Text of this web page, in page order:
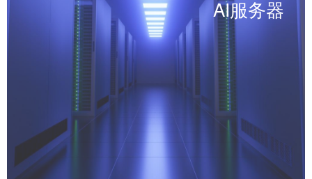
AI服务器